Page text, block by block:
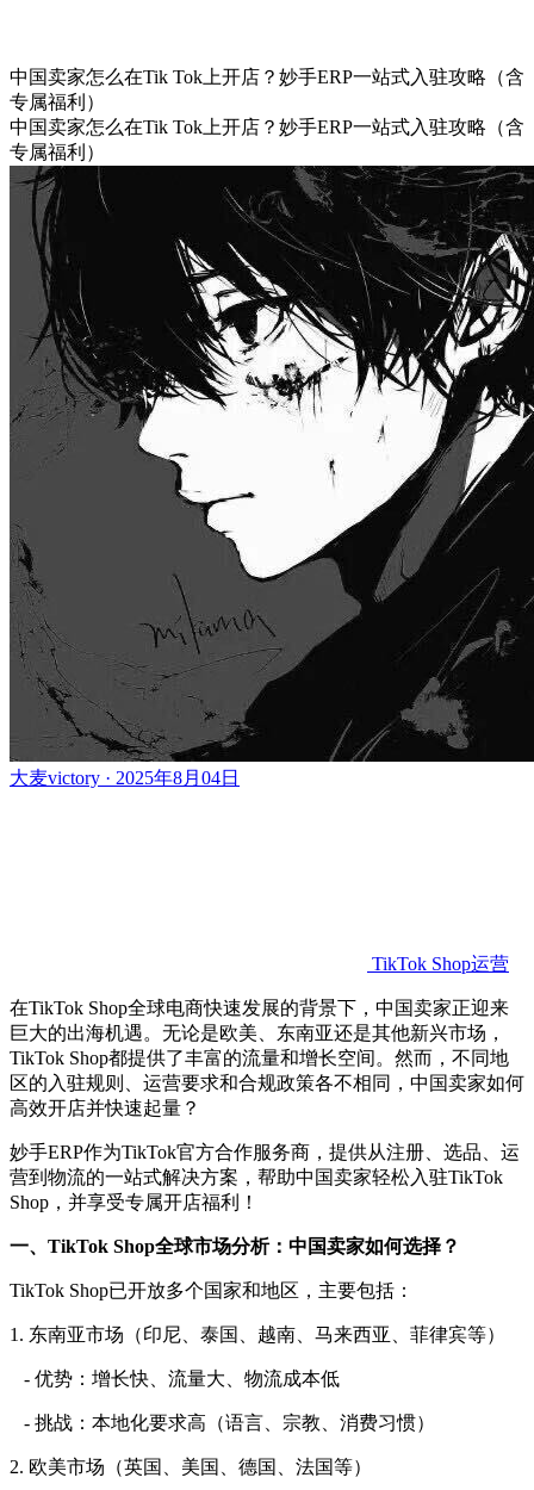
中国卖家怎么在Tik Tok上开店？妙手ERP一站式入驻攻略（含
专属福利）
中国卖家怎么在Tik Tok上开店？妙手ERP一站式入驻攻略（含
专属福利）
大麦victory · 2025年8月04日
TikTok Shop运营
在TikTok Shop全球电商快速发展的背景下，中国卖家正迎来
巨大的出海机遇。无论是欧美、东南亚还是其他新兴市场，
TikTok Shop都提供了丰富的流量和增长空间。然而，不同地
区的入驻规则、运营要求和合规政策各不相同，中国卖家如何
高效开店并快速起量？
妙手ERP作为TikTok官方合作服务商，提供从注册、选品、运
营到物流的一站式解决方案，帮助中国卖家轻松入驻TikTok
Shop，并享受专属开店福利！
一、 TikTok Shop全球市场分析：中国卖家如何选择？
TikTok Shop已开放多个国家和地区，主要包括：
1. 东南亚市场（印尼、泰国、越南、马来西亚、菲律宾等）
- 优势：增长快、流量大、物流成本低
- 挑战：本地化要求高（语言、宗教、消费习惯）
2. 欧美市场（英国、美国、德国、法国等）